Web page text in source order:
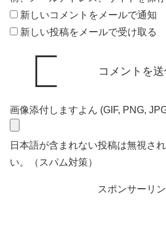
新しいコメントをメールで通知
新しい投稿をメールで受け取る
画像添付しますよん (GIF, PNG,
日本語が含まれない投稿は無視さ
い。（スパム対策）
スポンサーリ